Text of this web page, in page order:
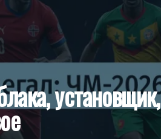
установщик,